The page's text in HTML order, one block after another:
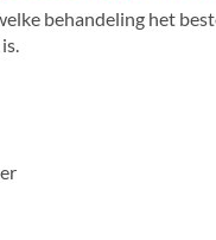
behandeling het